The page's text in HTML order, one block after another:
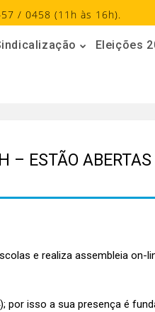
/ 0458 (11h às 16h).
Eleições
– ESTÃO ABERTAS
e realiza assembleia on-
por isso a sua presença é